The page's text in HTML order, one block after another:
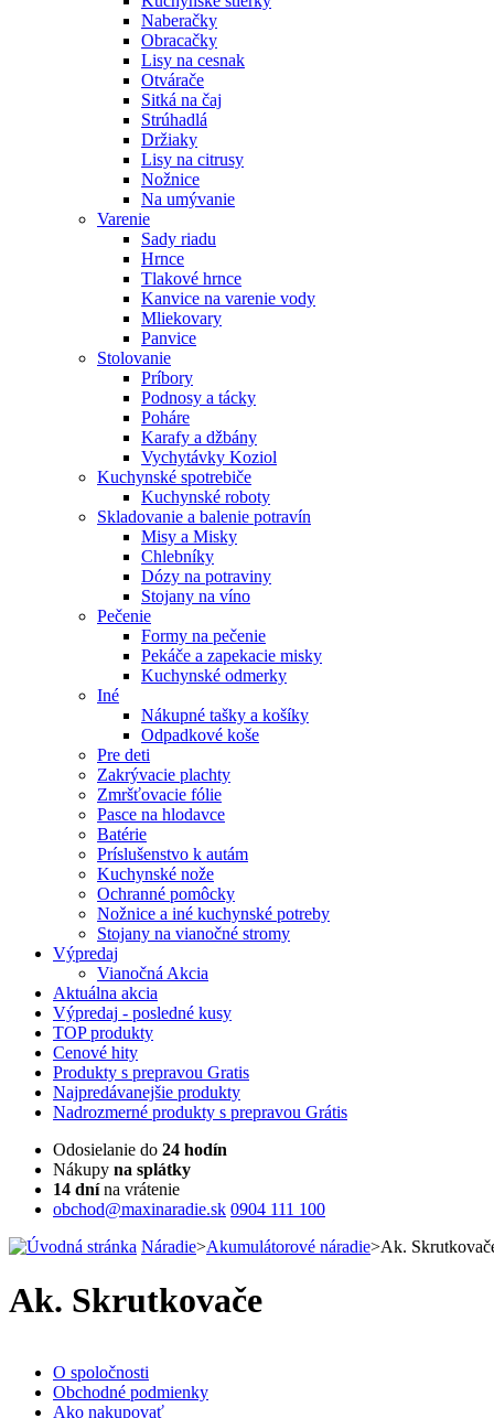
Naberačky
Obracačky
Lisy na cesnak
Otvárače
Sitká na čaj
Strúhadlá
Držiaky
Lisy na citrusy
Nožnice
Na umývanie
Varenie
Sady riadu
Hrnce
Tlakové hrnce
Kanvice na varenie vody
Mliekovary
Panvice
Stolovanie
Príbory
Podnosy a tácky
Poháre
Karafy a džbány
Vychytávky Koziol
Kuchynské spotrebiče
Kuchynské roboty
Skladovanie a balenie potravín
Misy a Misky
Chlebníky
Dózy na potraviny
Stojany na víno
Pečenie
Formy na pečenie
Pekáče a zapekacie misky
Kuchynské odmerky
Iné
Nákupné tašky a košíky
Odpadkové koše
Pre deti
Zakrývacie plachty
Zmršťovacie fólie
Pasce na hlodavce
Batérie
Príslušenstvo k autám
Kuchynské nože
Ochranné pomôcky
Nožnice a iné kuchynské potreby
Stojany na vianočné stromy
Výpredaj
Vianočná Akcia
Aktuálna akcia
Výpredaj - posledné kusy
TOPprodukty
Cenové hity
Produkty s prepravou Gratis
Najpredávanejšie produkty
Nadrozmerné produkty s prepravou Grátis
Odosielanie do 24 hodín
Nákupy na splátky
14 dnína vrátenie
obchod@maxinaradie.sk 0904 111 100
Náradie>Akumulátorové náradie>Ak.
Ak. Skrutkovače
O spoločnosti
Obchodné podmienky
Ako nakupovať